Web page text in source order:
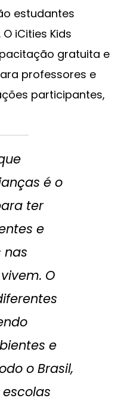
estudantes
iCities Kids
gratuita e
professores e
participantes,
é o
ter
e
nas
O
e
o Brasil,